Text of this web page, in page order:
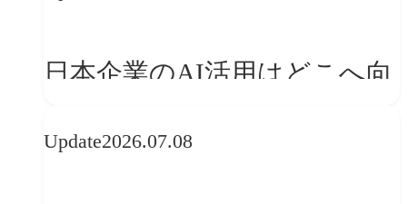
日本企業のAI活用はどこへ向
レンドに見る「人間中心」へ
Update2026.07.08